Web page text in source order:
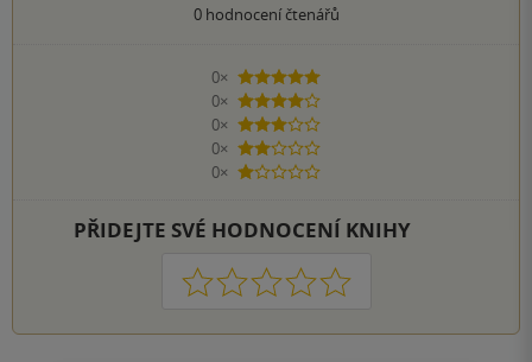
0hodnocení čtenářů
0×
5 hvězdiček
0×
4 hvězdičky
0×
3 hvězdičky
0×
2 hvězdičky
0×
1 hvezdička
PŘIDEJTE SVÉ HODNOCENÍ KNIHY
1 2 3 4 5